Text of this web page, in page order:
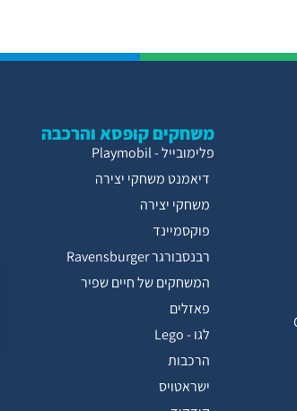
משחקים קופסא והרכבה
פלימובייל - Playmobil
דיאמנט משחקי יצירה
משחקי יצירה
פוקסמיינד
רבנסבורגר Ravensburger
המשחקים של חיים שפיר
פאזלים
לגו - Lego
הרכבות
ישראטויס